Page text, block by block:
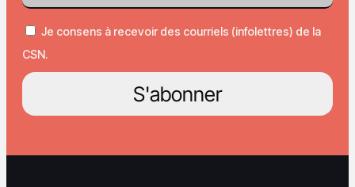
Je consens à recevoir des courriels (infolettres) de la
CSN.
S'abonner